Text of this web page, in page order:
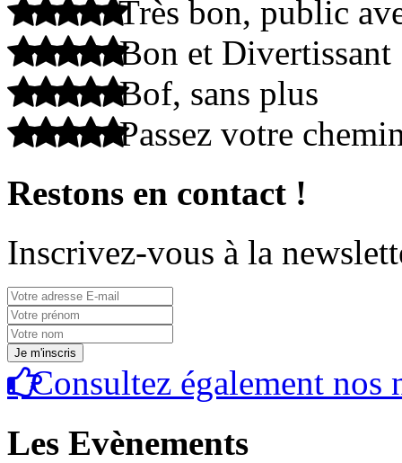
Très bon, public
Bon et Divertissant
Bof, sans plus
Passez votre
Restons en contact !
Inscrivez-vous à la
Consultez également nos
Les Evènements